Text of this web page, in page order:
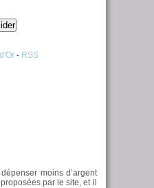
- RSS
moins d’argent
par le site, et il